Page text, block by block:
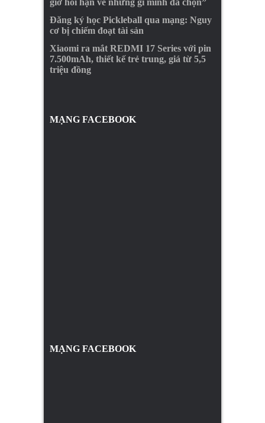
giờ hối hận về những gì mình đã chọn”
Đăng ký học Pickleball qua mạng: Nguy
cơ bị chiếm đoạt tài sản
Xiaomi ra mắt REDMI 17 Series với pin
7.500mAh, thiết kế trẻ trung, giá từ 5,5
triệu đồng
MẠNG FACEBOOK
MẠNG FACEBOOK